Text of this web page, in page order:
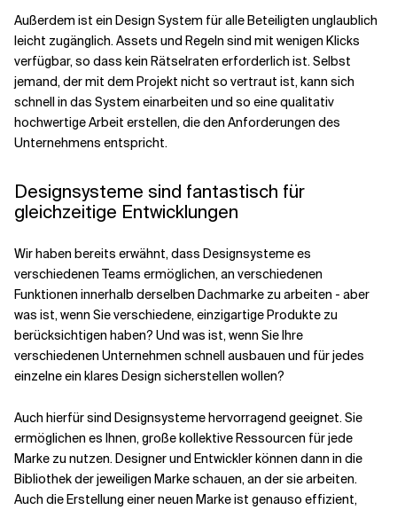
Außerdem ist ein Design System für alle Beteiligten unglaublich
leicht zugänglich. Assets und Regeln sind mit wenigen Klicks
verfügbar, so dass kein Rätselraten erforderlich ist. Selbst
jemand, der mit dem Projekt nicht so vertraut ist, kann sich
schnell in das System einarbeiten und so eine qualitativ
hochwertige Arbeit erstellen, die den Anforderungen des
Unternehmens entspricht.
Designsysteme sind fantastisch für
gleichzeitige Entwicklungen
Wir haben bereits erwähnt, dass Designsysteme es
verschiedenen Teams ermöglichen, an verschiedenen
Funktionen innerhalb derselben Dachmarke zu arbeiten - aber
was ist, wenn Sie verschiedene, einzigartige Produkte zu
berücksichtigen haben? Und was ist, wenn Sie Ihre
verschiedenen Unternehmen schnell ausbauen und für jedes
einzelne ein klares Design sicherstellen wollen?
Auch hierfür sind Designsysteme hervorragend geeignet. Sie
ermöglichen es Ihnen, große kollektive Ressourcen für jede
Marke zu nutzen. Designer und Entwickler können dann in die
Bibliothek der jeweiligen Marke schauen, an der sie arbeiten.
Auch die Erstellung einer neuen Marke ist genauso effizient,